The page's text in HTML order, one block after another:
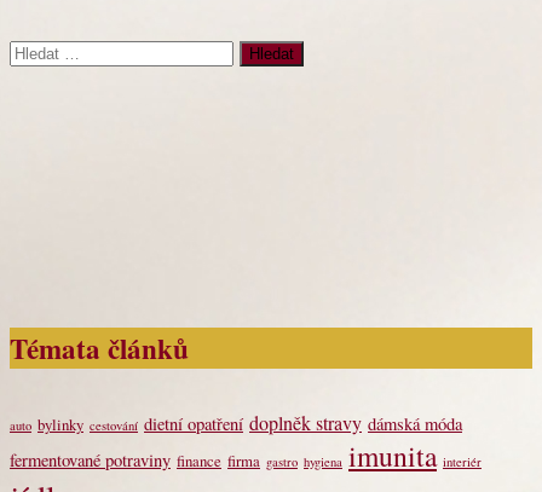
Vyhledávání
Témata článků
auto bylinky cestování dietní opatření doplněk stravy dámská móda
fermentované potraviny finance firma gastro hygiena imunita interiér